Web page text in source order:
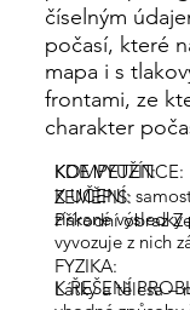
číselným
počasí, které
mapa i s
frontami, ze
charakter
ZEMĚPIS:
Přírodní obraz
FYZIKA:
Látky a tělesa –
KDE VYUŽÍT:
K UČENÍ:
získané
vyvozuje z nich
K ŘEŠENÍ
KOMPETENCE: